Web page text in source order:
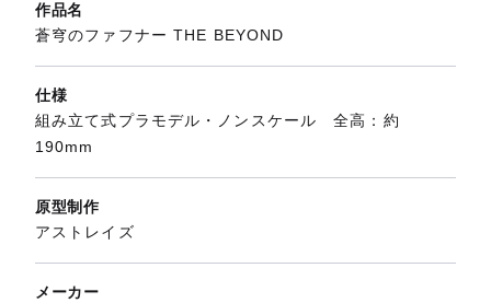
作品名
蒼穹のファフナー THE BEYOND
仕様
組み立て式プラモデル・ノンスケール 全高：約
190mm
原型制作
アストレイズ
メーカー